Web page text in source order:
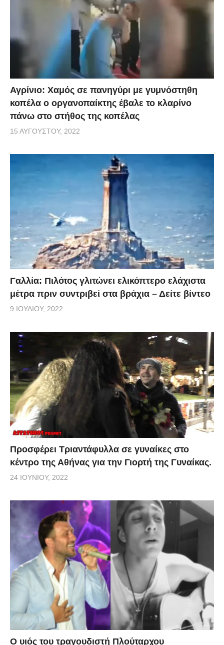
Αγρίνιο: Χαμός σε πανηγύρι με γυμνόστηθη
κοπέλα ο οργανοπαίκτης έβαλε το κλαρίνο
πάνω στο στήθος της κοπέλας
15 ΑΥΓΟΎΣΤΟΥ, 2022
Γαλλία: Πιλότος γλιτώνει ελικόπτερο ελάχιστα
μέτρα πριν συντριβεί στα βράχια – Δείτε βίντεο
9 ΙΟΥΛΊΟΥ, 2022
Προσφέρει Τριαντάφυλλα σε γυναίκες στο
κέντρο της Αθήνας για την Γιορτή της Γυναίκας.
24 ΙΟΥΝΊΟΥ, 2022
O υιός του τραγουδιστή Πλούταρχου